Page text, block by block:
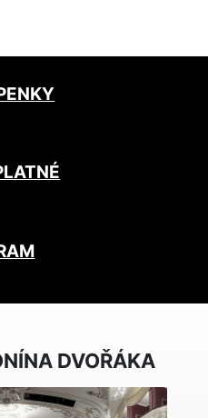
DVOŘÁKA